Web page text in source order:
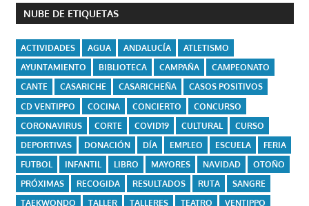
NUBE DE ETIQUETAS
ACTIVIDADES AGUA ANDALUCÍA
ATLETISMO
AYUNTAMIENTO
BIBLIOTECA CAMPAÑA
CAMPEONATO
CANTE
CASARICHE CASARICHEÑA
CASOS POSITIVOS
CD VENTIPPO
COCINA CONCIERTO
CONCURSO
CORONAVIRUS
CORTE COVID19 CULTURAL
CURSO
DEPORTIVAS
DONACIÓN DÍA EMPLEO ESCUELA
FERIA
FUTBOL
INFANTIL LIBRO MAYORES NAVIDAD
OTOÑO
PRÓXIMAS
RECOGIDA RESULTADOS RUTA
SANGRE
TAEKWONDO
TALLER TALLERES TEATRO
VENTIPPO